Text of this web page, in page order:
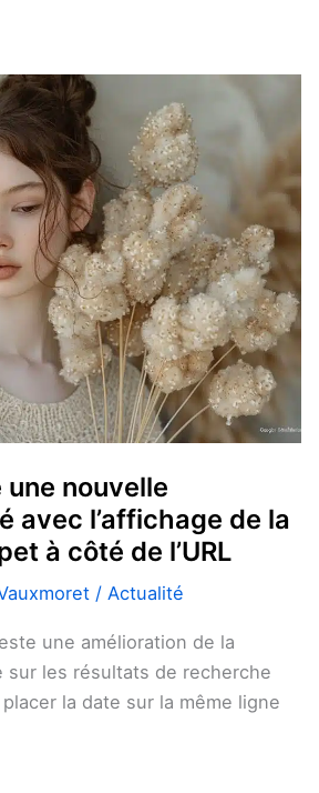
nouvelle
avec l’affichage de la
à côté de l’URL
/ Actualité
une amélioration de la
sur les résultats de recherche
la date sur la même ligne